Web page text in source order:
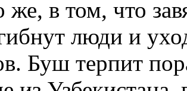
же, в том, что
люди и
Буш терпит